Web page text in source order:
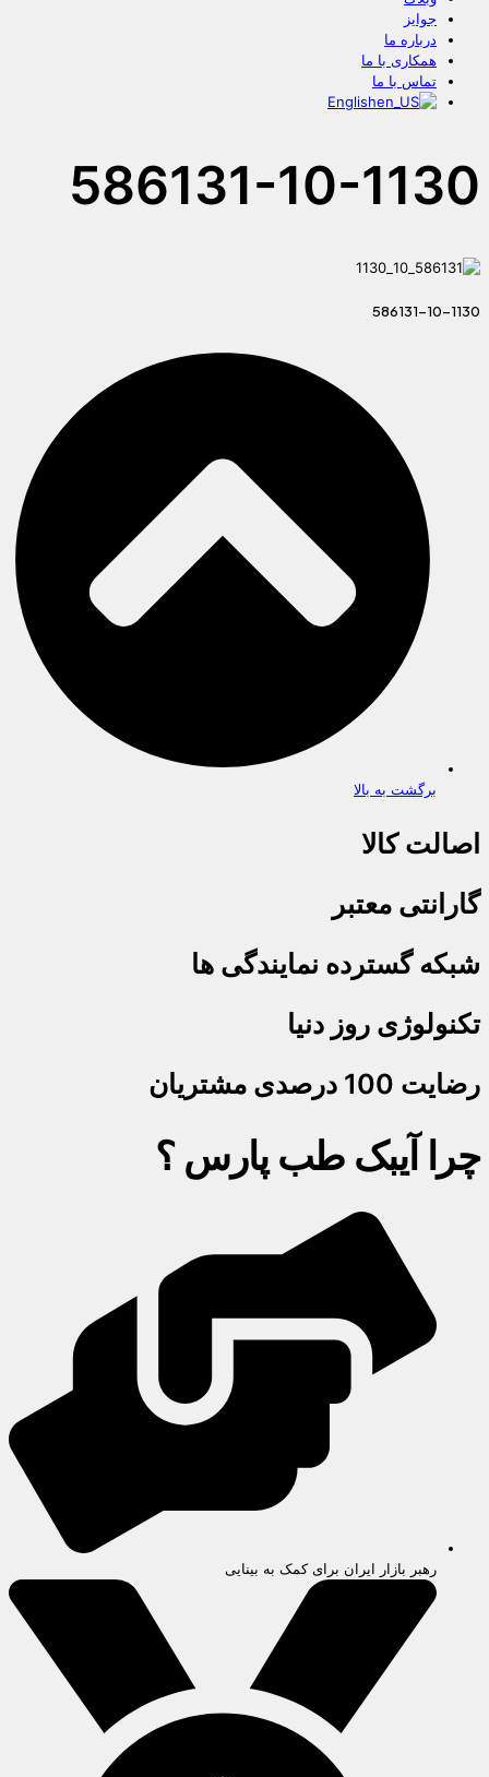
جوایز
درباره ما
همکاری با ما
تماس با ما
English
586131-10-1130
586131-10-1130
برگشت به بالا
اصالت کالا
گارانتی معتبر
شبکه گسترده نمایندگی ها
تکنولوژی روز دنیا
رضایت 100 درصدی مشتریان
چرا آیبک طب پارس ؟
رهبر بازار ایران برای کمک به بینایی